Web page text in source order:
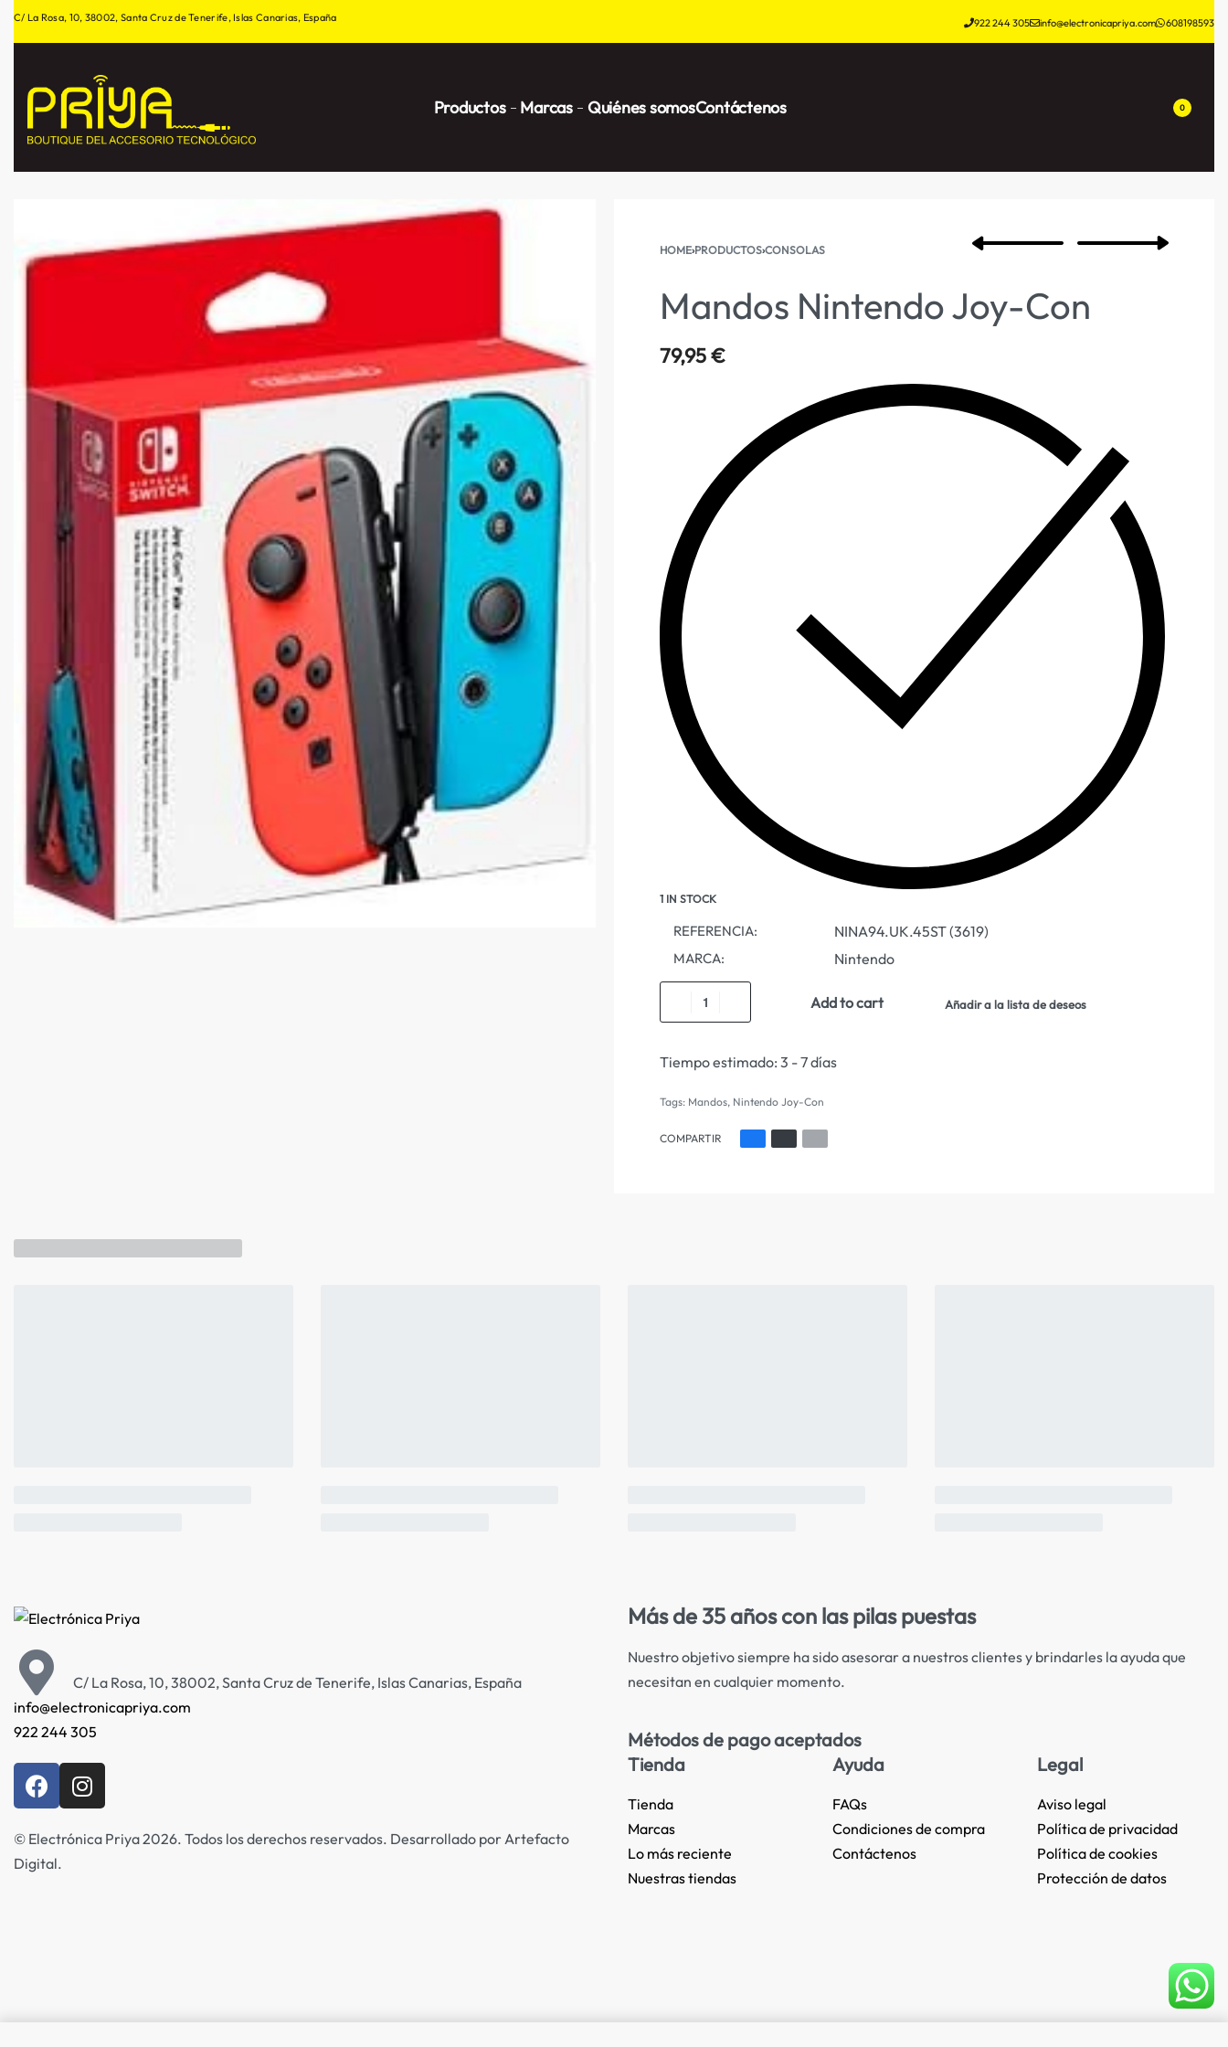
C/ La Rosa, 10, 38002, Santa Cruz de Tenerife, Islas Canarias, España 922 244 305 info@electronicapriya.com 608198593
Productos Marcas Quiénes somosContáctenos 0
HOME›PRODUCTOS›CONSOLAS
Mandos Nintendo Joy-Con
79,95€
1 IN STOCK
REFERENCIA: NINA94.UK.45ST (3619)
MARCA: Nintendo
Add to cart Añadir a la lista de deseos
Tiempo estimado: 3 - 7 días
Tags: Mandos, Nintendo Joy-Con
COMPARTIR
C/ La Rosa, 10, 38002, Santa Cruz de Tenerife, Islas Canarias, España
info@electronicapriya.com
922 244 305
© Electrónica Priya 2026. Todos los derechos reservados. Desarrollado por Artefacto
Digital.
Más de 35 años con las pilas puestas
Nuestro objetivo siempre ha sido asesorar a nuestros clientes y brindarles la ayuda que
necesitan en cualquier momento.
Métodos de pago aceptados
Tienda
Tienda
Marcas
Lo más reciente​
Nuestras tiendas​
Ayuda
FAQs
Condiciones de compra
Contáctenos
Legal
Aviso legal
Política de privacidad
Política de cookies
Protección de datos